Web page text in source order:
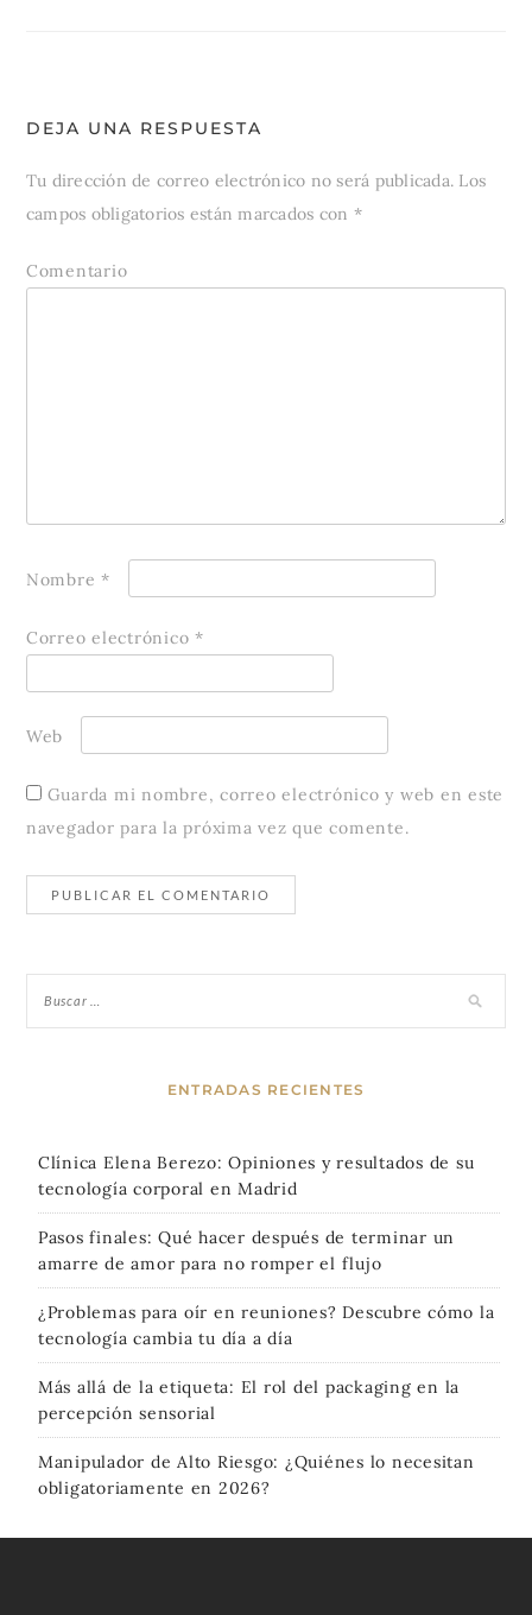
DEJA UNA RESPUESTA
Tu dirección de correo electrónico no será publicada. Los
campos obligatorios están marcados con *
Comentario
Nombre*
Correo electrónico*
Web
Guarda mi nombre, correo electrónico y web en este
navegador para la próxima vez que comente.
ENTRADAS RECIENTES
Clínica Elena Berezo: Opiniones y resultados de su
tecnología corporal en Madrid
Pasos finales: Qué hacer después de terminar un
amarre de amor para no romper el flujo
¿Problemas para oír en reuniones? Descubre cómo la
tecnología cambia tu día a día
Más allá de la etiqueta: El rol del packaging en la
percepción sensorial
Manipulador de Alto Riesgo: ¿Quiénes lo necesitan
obligatoriamente en 2026?